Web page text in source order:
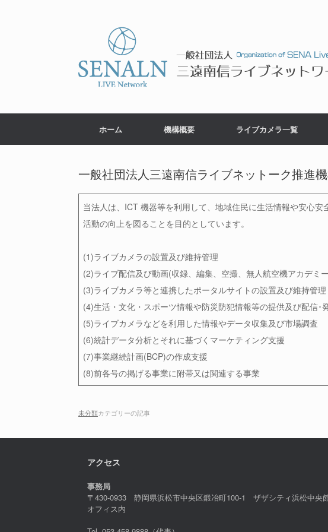
ホーム
機構概要 ライブカメラ一覧
一般社団法人三遠南信ライブネットーク推進
当法人は、ICT 機器等を利用して、地域住民に生活情報や安心安
活動の向上を図ることを目的としています。
(1)ライブカメラの設置及び維持管理
(2)ライブ配信及び動画(収録、編集、空撮、無人航空機アカデミ
(3)ライブカメラ等と連携したポータルサイトの設置及び維持管理
(4)生活・文化・スポーツ情報や防災防犯情報等の提供及び配信･
(5)ライブカメラなどを利用した情報やデータ収集及び市場調査
(6)統計データ分析とそれに基づくマーケティング支援
(7)事業継続計画(BCP)の作成支援
(8)前各号の掲げる事業に附帯又は関連する事業
未分類カテゴリーの記事
アクセス
事務局
〒430-0933 静岡県浜松市中央区鍛冶町100-1 ザザシティ浜松中央
オフィス内